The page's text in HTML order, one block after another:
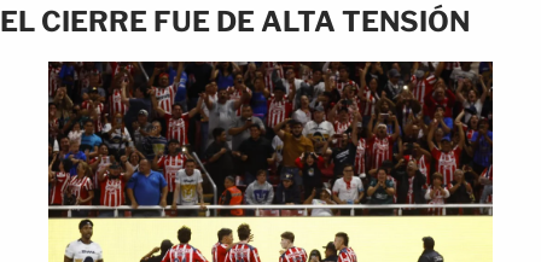
EL CIERRE FUE DE ALTA TENSIÓN